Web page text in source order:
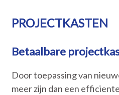
PROJECTKASTEN
Betaalbare
Door toepassing van
meer zijn dan een